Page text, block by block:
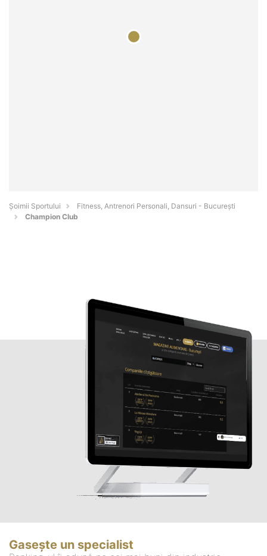
Șoimii Sportului
Fitness, Antrenori Personali, Dansuri - Bucureşti
Champion Club
Gasește un specialist